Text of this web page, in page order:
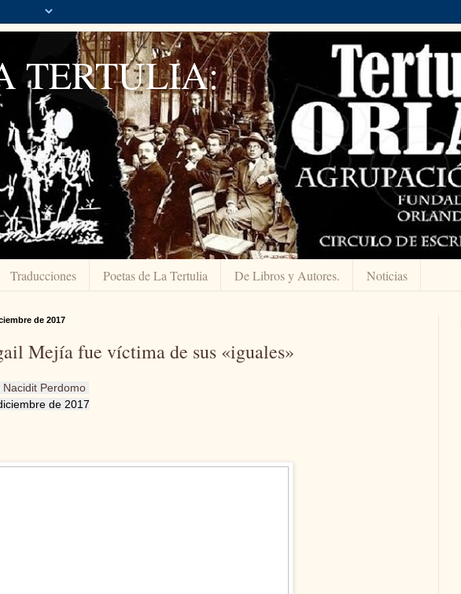
TERTULIA:
Traducciones Poetas de La Tertulia De Libros y Autores. Noticias
de 2017
Mejía fue víctima de sus «iguales»
Nacidit Perdomo
de 2017